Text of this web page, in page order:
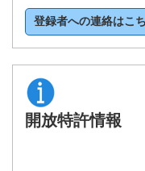
登録者への連絡はこ
開放特許情報